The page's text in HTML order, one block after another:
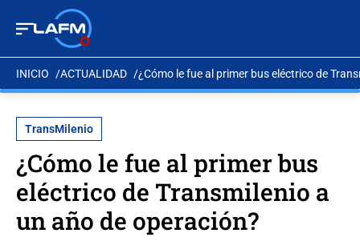
INICIO ACTUALIDAD ¿Cómo le fue al primer bus eléctrico de
TransMilenio
¿Cómo le fue al primer bus
eléctrico de Transmilenio a
un año de operación?